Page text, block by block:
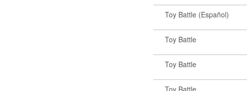
Toy Battle (Español)
Toy Battle
Toy Battle
Toy Battle